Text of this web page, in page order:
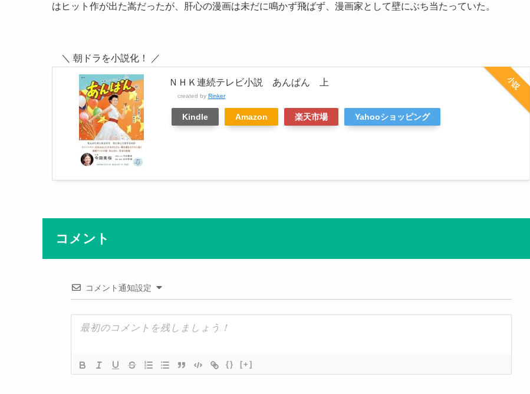
はヒット作が出た嵩だったが、肝心の漫画は未だに鳴かず飛ばず、漫画家として壁にぶち当たっていた。
＼ 朝ドラを小説化！ ／
ＮＨＫ連続テレビ小説 あんぱん 上
created by Rinker
Kindle Amazon 楽天市場 Yahooショッピング
小説
コメント
コメント通知設定
{} [+]